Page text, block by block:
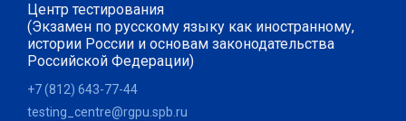
Центр тестирования
(Экзамен по русскому языку как иностранному,
истории России и основам законодательства
Российской Федерации)
+7 (812) 643-77-44
testing_centre@rgpu.spb.ru